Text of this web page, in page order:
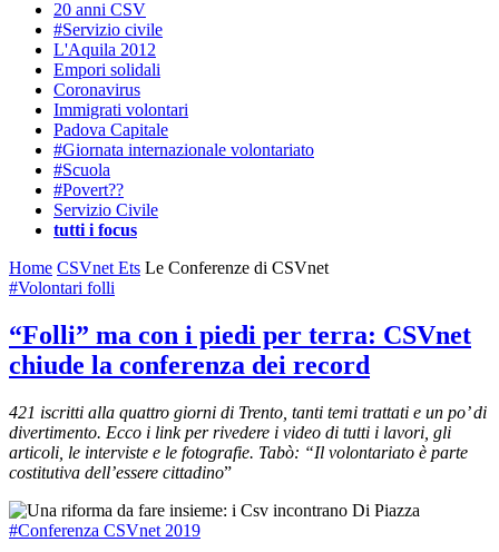
20 anni CSV
#Servizio civile
L'Aquila 2012
Empori solidali
Coronavirus
Immigrati volontari
Padova Capitale
#Giornata internazionale volontariato
#Scuola
#Povert??
Servizio Civile
tutti i focus
Home CSVnet Ets Le Conferenze di CSVnet
#Volontari folli
“Folli” ma con i piedi per terra: CSVnet
chiude la conferenza dei record
421 iscritti alla quattro giorni di Trento, tanti temi trattati e un po’ di
divertimento. Ecco i link per rivedere i video di tutti i lavori, gli
articoli, le interviste e le fotografie. Tabò: “Il volontariato è parte
costitutiva dell’essere cittadino”
#Conferenza CSVnet 2019